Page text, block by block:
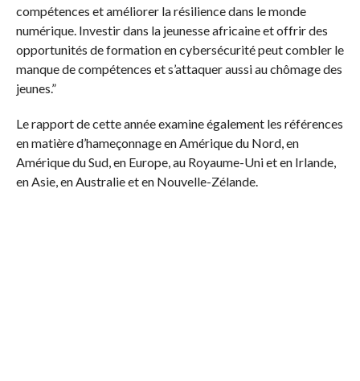
compétences et améliorer la résilience dans le monde
numérique. Investir dans la jeunesse africaine et offrir des
opportunités de formation en cybersécurité peut combler le
manque de compétences et s’attaquer aussi au chômage des
jeunes.”
Le rapport de cette année examine également les références
en matière d’hameçonnage en Amérique du Nord, en
Amérique du Sud, en Europe, au Royaume-Uni et en Irlande,
en Asie, en Australie et en Nouvelle-Zélande.